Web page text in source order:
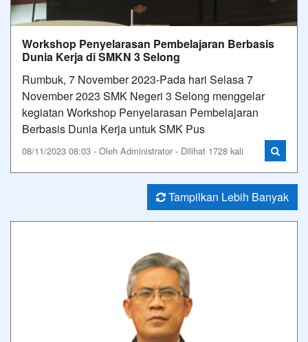
Workshop Penyelarasan Pembelajaran Berbasis
Dunia Kerja di SMKN 3 Selong
Rumbuk, 7 November 2023-Pada hari Selasa 7
November 2023 SMK Negeri 3 Selong menggelar
kegiatan Workshop Penyelarasan Pembelajaran
Berbasis Dunia Kerja untuk SMK Pus
08/11/2023 08:03 - Oleh Administrator - Dilihat 1728 kali
Tampilkan Lebih Banyak